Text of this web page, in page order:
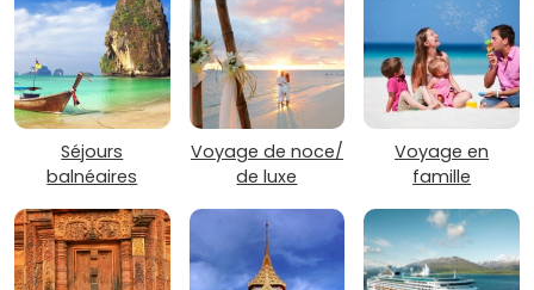
Séjours
balnéaires
Voyage de noce/
de luxe
Voyage en
famille